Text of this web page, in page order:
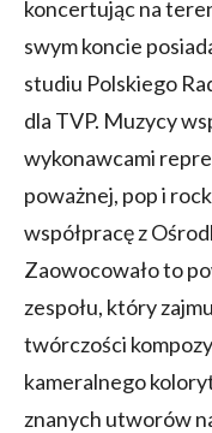
koncertując na
swym koncie
studiu Polskiego
dla TVP. Muzycy
wykonawcami
poważnej, pop i
współpracę z
Zaowocowało to
zespołu, który
twórczości
kameralnego
znanych utworów